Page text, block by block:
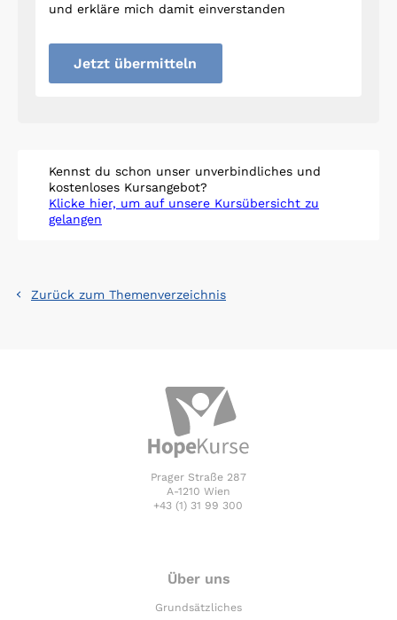
und erkläre mich damit einverstanden
Jetzt übermitteln
Kennst du schon unser unverbindliches und
kostenloses Kursangebot?
Klicke hier, um auf unsere Kursübersicht zu
gelangen
Zurück zum Themenverzeichnis
Prager Straße 287
A-1210 Wien
+43 (1) 31 99 300
Über uns
Grundsätzliches